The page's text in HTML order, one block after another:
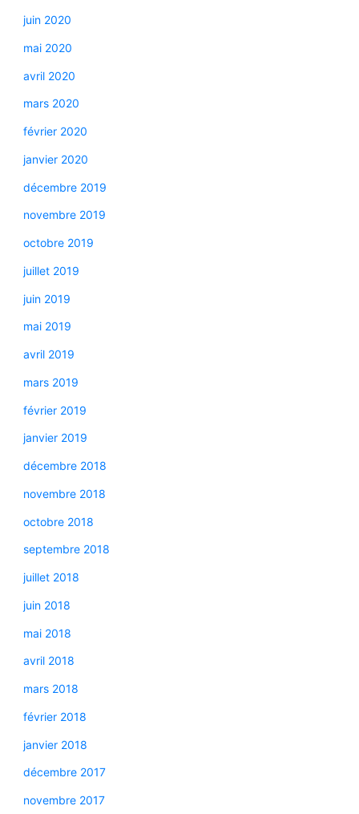
juin 2020
mai 2020
avril 2020
mars 2020
février 2020
janvier 2020
décembre 2019
novembre 2019
octobre 2019
juillet 2019
juin 2019
mai 2019
avril 2019
mars 2019
février 2019
janvier 2019
décembre 2018
novembre 2018
octobre 2018
septembre 2018
juillet 2018
juin 2018
mai 2018
avril 2018
mars 2018
février 2018
janvier 2018
décembre 2017
novembre 2017